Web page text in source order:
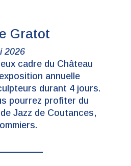
Gratot
2026
cadre du Château
annuelle
durant 4 jours.
pourrez profiter du
Jazz de Coutances,